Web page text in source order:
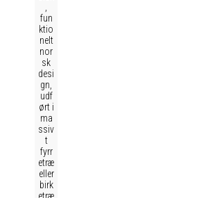
,
fun
ktio
nelt
nor
sk
desi
gn,
udf
ørt i
ma
ssiv
t
fyrr
etræ
eller
birk